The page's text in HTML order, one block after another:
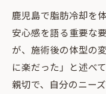
鹿児島で脂肪冷却を
安心感を語る重要な
が、施術後の体型の
に楽だった」と述べ
親切で、自分のニー